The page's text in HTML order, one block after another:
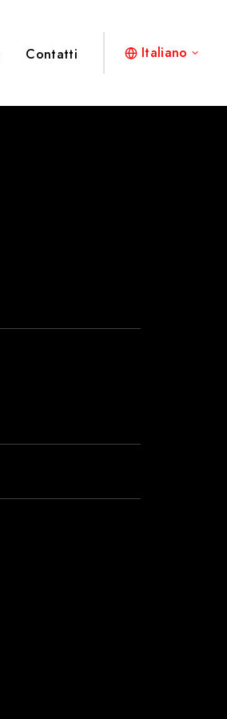
Contatti Italiano